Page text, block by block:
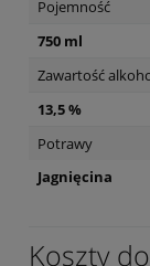
Pojemność
750 ml
Zawartość
13,5 %
Potrawy
Jagnięcina
Koszty